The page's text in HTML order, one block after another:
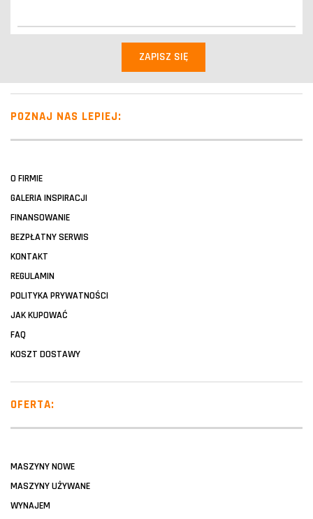
POZNAJ NAS LEPIEJ:
O FIRMIE
GALERIA INSPIRACJI
FINANSOWANIE
BEZPŁATNY SERWIS
KONTAKT
REGULAMIN
POLITYKA PRYWATNOŚCI
JAK KUPOWAĆ
FAQ
KOSZT DOSTAWY
OFERTA:
MASZYNY NOWE
MASZYNY UŻYWANE
WYNAJEM